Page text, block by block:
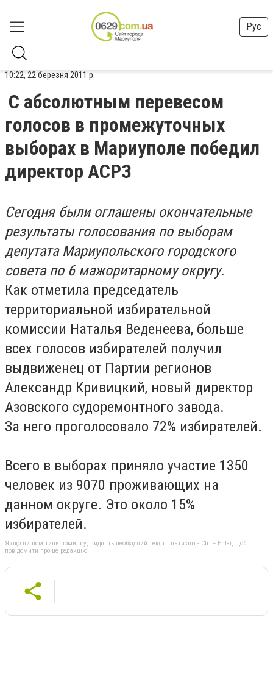
Рус
10:22, 22 березня 2011 р.
С абсолютным перевесом
голосов в промежуточных
выборах в Мариуполе победил
директор АСРЗ
Сегодня были оглашены окончательные
результаты голосования по выборам
депутата Мариупольского городского
совета по 6 мажоритарному округу.
Как отметила председатель
территориальной избирательной
комиссии Наталья Веденеева, больше
всех голосов избирателей получил
выдвиженец от Партии регионов
Александр Кривицкий, новый директор
Азовского судоремонтного завода.
За него проголосовало 72% избирателей.
Всего в выборах приняло участие 1350
человек из 9070 проживающих на
данном округе. Это около 15%
избирателей.
Якщо ви помітили помилку, виділіть необхідний текст і натисніть Ctrl + Enter, щоб
повідомити про це редакцію